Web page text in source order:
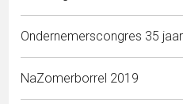
Ondernemerscongres 35
NaZomerborrel 2019